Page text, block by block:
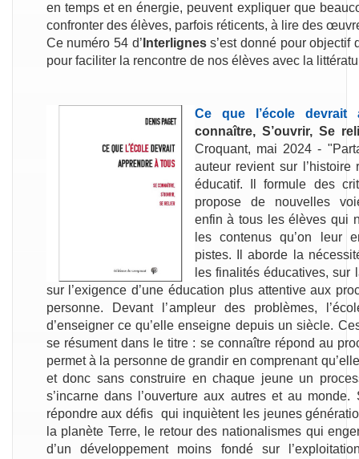
en temps et en énergie, peuvent expliquer que
confronter des élèves, parfois réticents, à lire des
Ce numéro 54 d’ Interligness’est donné pour objectif
pour faciliter la rencontre de nos élèves avec la
Ce que l’école devrait
connaître, S’ouvrir, Se
Croquant, mai 2024 -
auteur revient sur l’histoire
éducatif. Il formule des
propose de nouvelles
enfin à tous les élèves qui
les contenus qu’on leur
pistes. Il aborde la
les finalités éducatives, sur
sur l’exigence d’une éducation plus attentive aux
personne. Devant l’ ampleur des problèmes,
d’enseigner ce qu’elle enseigne depuis un siècle.
se résument dans le titre : se connaître répond au
permet à la personne de grandir en comprenant
et donc sans construire en chaque jeune un
s’incarne dans l’ouverture aux autres et au monde.
répondre aux défis qui inquiètent les jeunes
la planète Terre, le retour des nationalismes qui
d’un développement moins fondé sur